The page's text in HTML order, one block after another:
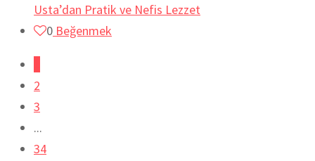
Usta’dan Pratik ve Nefis Lezzet
0 Beğenmek
2
3
...
34